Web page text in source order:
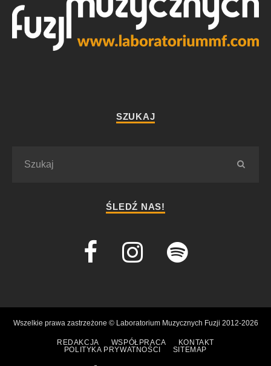
SZUKAJ
ŚLEDŹ NAS!
Wszelkie prawa zastrzeżone © Laboratorium Muzycznych Fuzji 2012-2026
REDAKCJA WSPÓŁPRACA
KONTAKT
POLITYKA PRYWATNOŚCI
SITEMAP